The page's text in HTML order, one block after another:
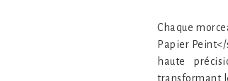
Chaque
Papier
haute
transformant